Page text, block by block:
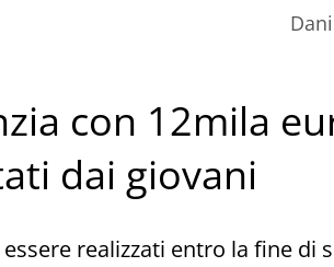
con 12mila
dai giovani
realizzati entro la fine di